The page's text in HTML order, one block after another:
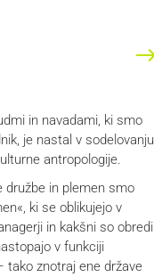
in navadami, ki smo
je nastal v sodelovanju
antropologije.
družbe in plemen smo
ki se oblikujejo v
in kakšni so obredi
v funkciji
tako znotraj ene države